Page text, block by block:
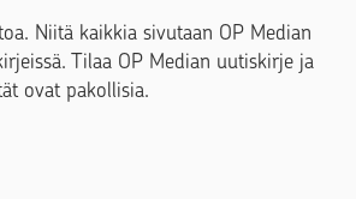
Niitä kaikkia sivutaan OP Median
Tilaa OP Median uutiskirje ja
ovat pakollisia.